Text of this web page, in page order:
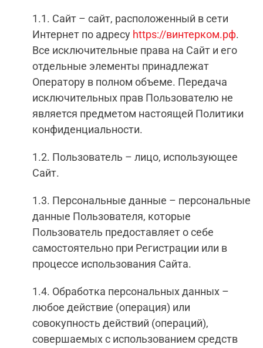
1.1. Сайт – сайт, расположенный в сети
Интернет по адресу https://винтерком.рф.
Все исключительные права на Сайт и его
отдельные элементы принадлежат
Оператору в полном объеме. Передача
исключительных прав Пользователю не
является предметом настоящей Политики
конфиденциальности.
1.2. Пользователь – лицо, использующее
Сайт.
1.3. Персональные данные – персональные
данные Пользователя, которые
Пользователь предоставляет о себе
самостоятельно при Регистрации или в
процессе использования Сайта.
1.4. Обработка персональных данных –
любое действие (операция) или
совокупность действий (операций),
совершаемых с использованием средств